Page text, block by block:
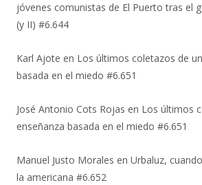
jóvenes comunistas de El Puerto tras el
(y II) #6.644
Karl Ajote en Los últimos coletazos de
basada en el miedo #6.651
José Antonio Cots Rojas en Los últimos
enseñanza basada en el miedo #6.651
Manuel Justo Morales en Urbaluz,
la americana #6.652